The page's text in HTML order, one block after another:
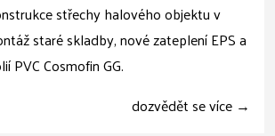
střechy halového objektu v
staré skladby, nové zateplení EPS a
PVC Cosmofin GG.
dozvědět se více →